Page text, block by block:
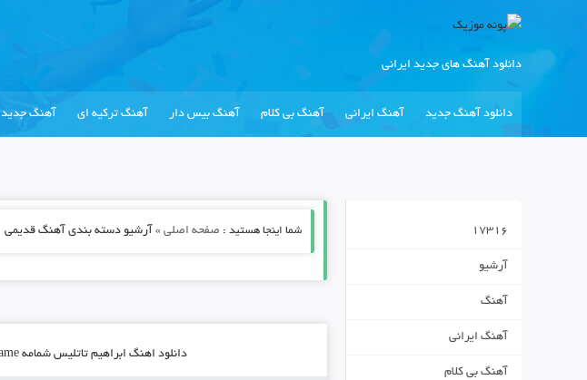
دانلود آهنگ های جدید ایرانی
دانلود آهنگ جدید آهنگ ایرانی آهنگ بی کلام آهنگ بیس دار آهنگ ترکیه ای آهنگ جدید
شما اینجا هستید : صفحه اصلی» آرشیو دسته بندی آهنگ قدیمی
دانلود اهنگ ابراهیم تاتلیس شمامه Ibrahim Tatlises Shamame
17316
آرشیو
آهنگ
آهنگ ایرانی
آهنگ بی کلام